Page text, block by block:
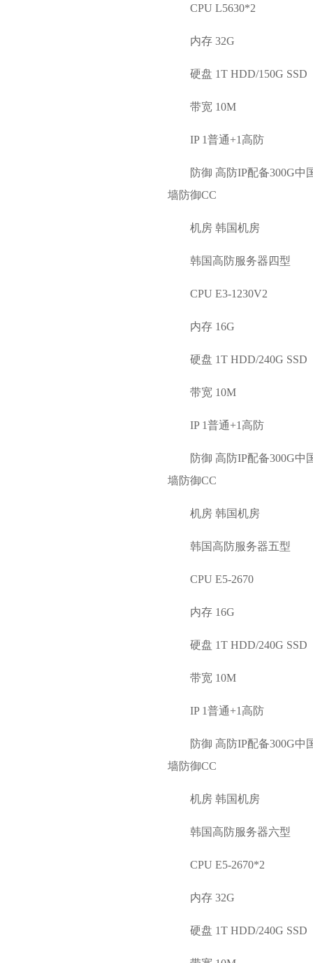
CPU L5630*2
内存 32G
硬盘 1T HDD/150G SSD
带宽 10M
IP 1普通+1高防
防御 高防IP配备300G
墙防御CC
机房 韩国机房
韩国高防服务器四型
CPU E3-1230V2
内存 16G
硬盘 1T HDD/240G SSD
带宽 10M
IP 1普通+1高防
防御 高防IP配备300G
墙防御CC
机房 韩国机房
韩国高防服务器五型
CPU E5-2670
内存 16G
硬盘 1T HDD/240G SSD
带宽 10M
IP 1普通+1高防
防御 高防IP配备300G
墙防御CC
机房 韩国机房
韩国高防服务器六型
CPU E5-2670*2
内存 32G
硬盘 1T HDD/240G SSD